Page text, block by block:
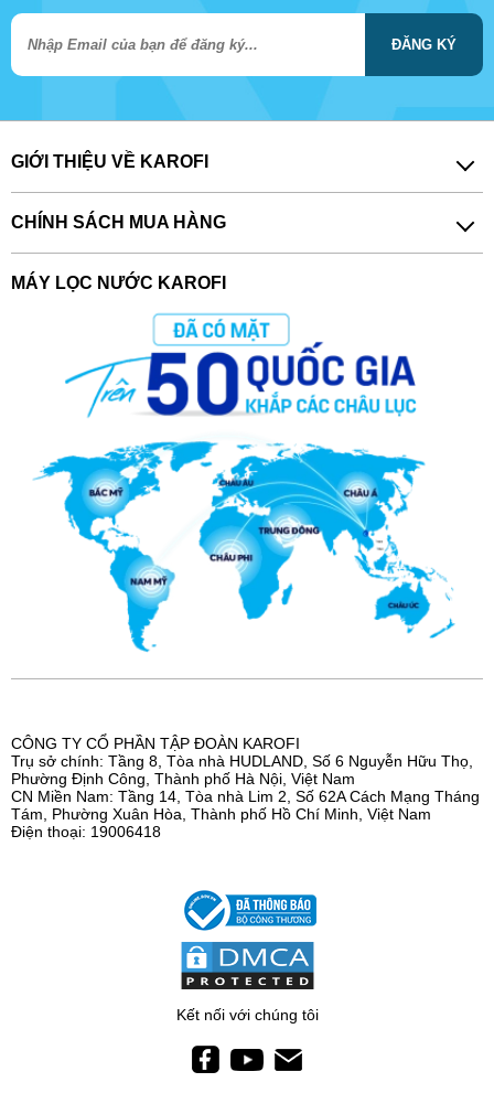
ĐĂNG KÝ
GIỚI THIỆU VỀ KAROFI
CHÍNH SÁCH MUA HÀNG
MÁY LỌC NƯỚC KAROFI
CÔNG TY CỔ PHẦN TẬP ĐOÀN KAROFI
Trụ sở chính: Tầng 8, Tòa nhà HUDLAND, Số 6 Nguyễn Hữu Thọ,
Phường Định Công, Thành phố Hà Nội, Việt Nam
CN Miền Nam: Tầng 14, Tòa nhà Lim 2, Số 62A Cách Mạng Tháng
Tám, Phường Xuân Hòa, Thành phố Hồ Chí Minh, Việt Nam
Điện thoại: 19006418
Kết nối với chúng tôi